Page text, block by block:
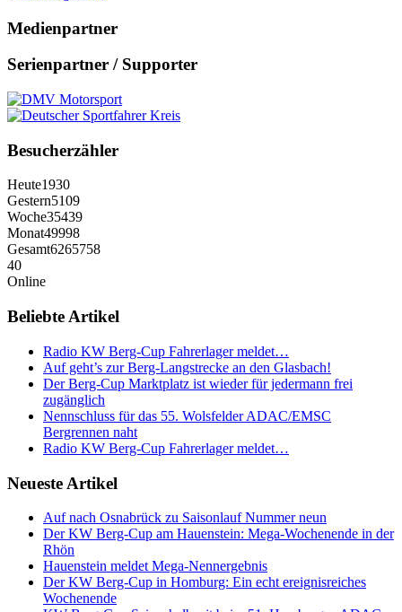
Medienpartner
Serienpartner / Supporter
Besucherzähler
Heute1930
Gestern5109
Woche35439
Monat49998
Gesamt6265758
40
Online
Beliebte Artikel
Radio KW Berg-Cup Fahrerlager meldet…
Auf geht’s zur Berg-Langstrecke an den Glasbach!
Der Berg-Cup Marktplatz ist wieder für jedermann frei
zugänglich
Nennschluss für das 55. Wolsfelder ADAC/EMSC
Bergrennen naht
Radio KW Berg-Cup Fahrerlager meldet…
Neueste Artikel
Auf nach Osnabrück zu Saisonlauf Nummer neun
Der KW Berg-Cup am Hauenstein: Mega-Wochenende in der
Rhön
Hauenstein meldet Mega-Nennergebnis
Der KW Berg-Cup in Homburg: Ein echt ereignisreiches
Wochenende